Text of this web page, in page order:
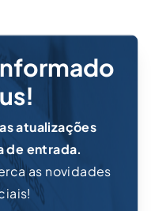
atualizações
de entrada.
as novidades